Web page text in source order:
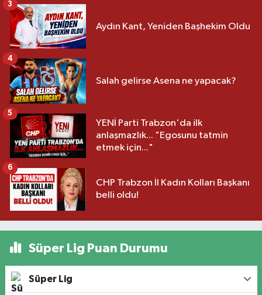
Aydın Kant, Yeniden Başhekim Oldu
3
Salah gelirse Asena ne yapacak?
4
YENİ Parti Trabzon'da ilk
anlaşmazlık... "Egosunu tatmin
etmek için..."
5
CHP Trabzon İl Kadın Kolları Başkanı
belli oldu!
6
Süper Lig Puan Durumu
Süper Lig